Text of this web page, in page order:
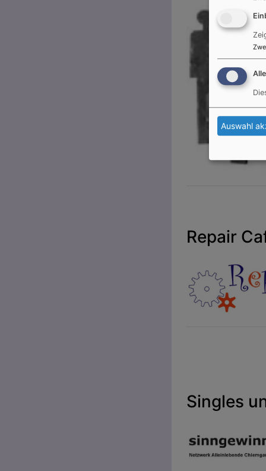
Repair
Singles
Auswahl